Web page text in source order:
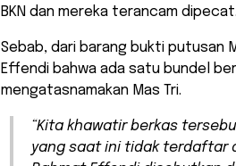
BKN dan mereka terancam dipecat.
Sebab, dari barang bukti putusan
Effendi bahwa ada satu bundel
mengatasnamakan Mas Tri.
“Kita khawatir berkas
yang saat ini tidak terdaftar